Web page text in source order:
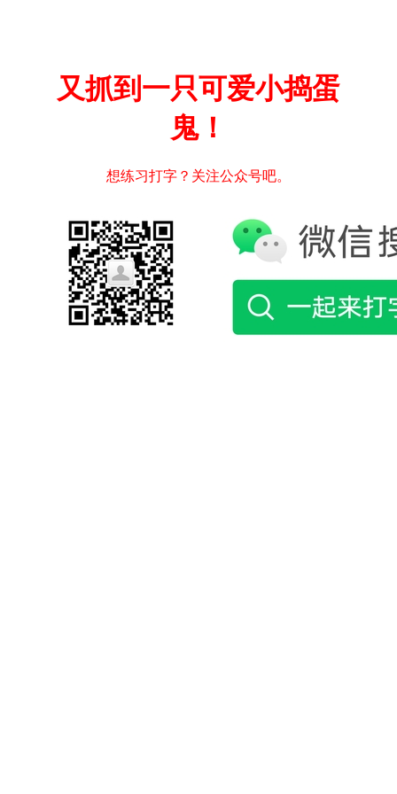
又抓到一只可爱小捣蛋
鬼！
想练习打字？关注公众号吧。